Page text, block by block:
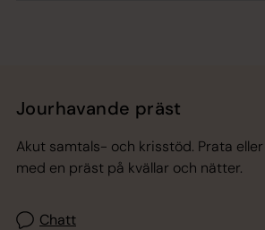
Jourhavande präst
Akut samtals- och krisstöd. Prata
med en präst på kvällar och nätter.
Chatt